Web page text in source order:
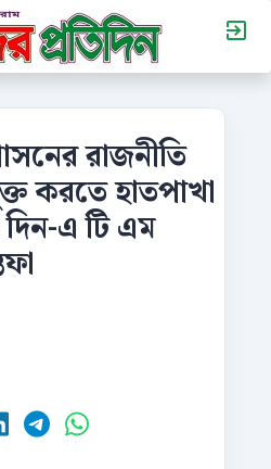
রাজনীতি
করতে হাতপাখা
এ টি এম